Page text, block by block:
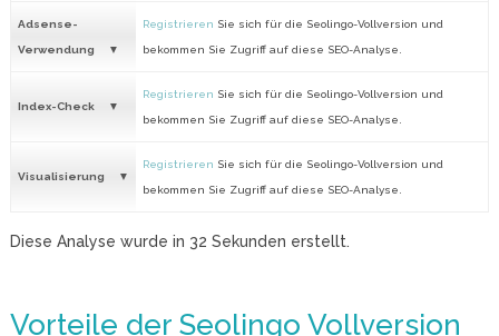
Adsense-
Verwendung
Registrieren Sie sich für die Seolingo-Vollversion und
bekommen Sie Zugriff auf diese SEO-Analyse.
Index-Check
Registrieren Sie sich für die Seolingo-Vollversion und
bekommen Sie Zugriff auf diese SEO-Analyse.
Visualisierung
Registrieren Sie sich für die Seolingo-Vollversion und
bekommen Sie Zugriff auf diese SEO-Analyse.
Diese Analyse wurde in 32 Sekunden erstellt.
Vorteile der Seolingo Vollversion